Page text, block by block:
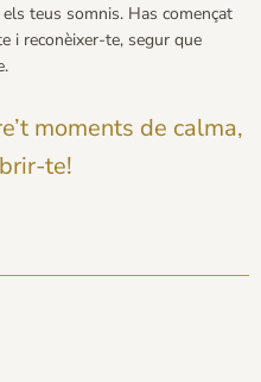
teus somnis. Has començat
i reconèixer-te, segur que
moments de calma,
te!